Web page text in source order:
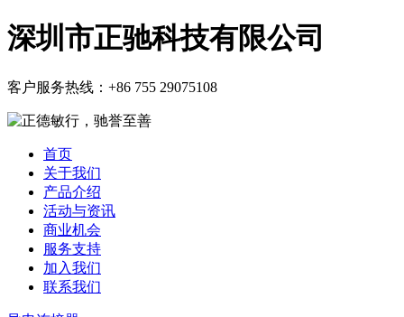
深圳市正驰科技有限公司
客户服务热线： +86 755 29075108
首页
关于我们
产品介绍
活动与资讯
商业机会
服务支持
加入我们
联系我们